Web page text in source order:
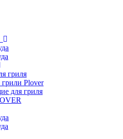
гриля
Plover
для гриля